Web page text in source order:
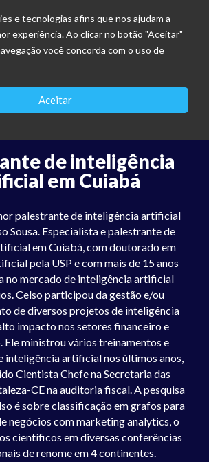
e tecnologias afins que nos ajudam a
experiência. Ao clicar no botão "Aceitar"
você concorda com o uso de
Aceitar
de inteligência
em Cuiabá
palestrante de inteligência artificial
Sousa. Especialista e palestrante de
em Cuiabá, com doutorado em
pela USP e com mais de 15 anos
no mercado de inteligência artificial
Celso participou da gestão e/ou
de diversos projetos de inteligência
impacto nos setores financeiro e
Ele ministrou vários treinamentos e
inteligência artificial nos últimos anos,
Cientista Chefe na Secretaria das
CE na auditoria fiscal. A pesquisa
é sobre classificação em grafos para
negócios com marketing analytics, o
científicos em diversas conferências
de renome em 4 continentes.